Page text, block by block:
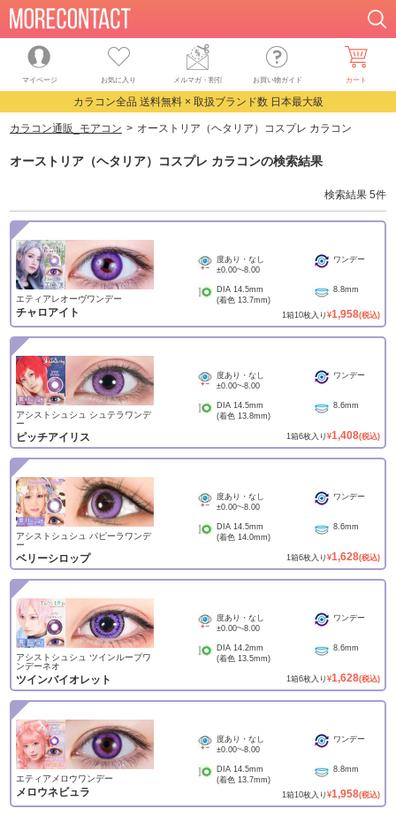
マイページ お気に入り メルマガ・割引 お買い物ガイド カート
カラコン全品 送料無料 × 取扱ブランド数 日本最大級
カラコン通販_モアコン オーストリア（ヘタリア）コスプレ カラコン
オーストリア（ヘタリア）コスプレ カラコンの検索結果
検索結果 5件
エティアレオーヴワンデー
チャロアイト
度あり・なし
±0.00~-8.00
ワンデー
DIA 14.5mm
(着色 13.7mm)
8.8mm
1箱10枚入り ¥1,958(税込)
アシストシュシュ シュテラワンデ
ー
ピッチアイリス
度あり・なし
±0.00~-8.00
ワンデー
DIA 14.5mm
(着色 13.8mm)
8.6mm
1箱6枚入り ¥1,408(税込)
アシストシュシュ パピーラワンデ
ー
ベリーシロップ
度あり・なし
±0.00~-8.00
ワンデー
DIA 14.5mm
(着色 14.0mm)
8.6mm
1箱6枚入り ¥1,628(税込)
アシストシュシュ ツインループワ
ンデーネオ
ツインバイオレット
度あり・なし
±0.00~-8.00
ワンデー
DIA 14.2mm
(着色 13.5mm)
8.6mm
1箱6枚入り ¥1,628(税込)
エティアメロウワンデー
メロウネビュラ
度あり・なし
±0.00~-8.00
ワンデー
DIA 14.5mm
(着色 13.7mm)
8.8mm
1箱10枚入り ¥1,958(税込)